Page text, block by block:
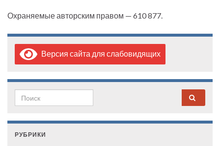
Охраняемые авторским правом — 610 877.
Версия сайта для слабовидящих
Search for:
РУБРИКИ